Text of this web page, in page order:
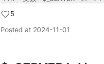
5
Posted at 2024-11-01